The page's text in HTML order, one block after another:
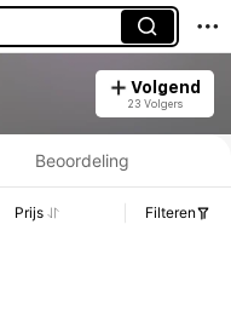
Volgend
23 Volgers
en Voorraadgegevens.
Beoordeling
Prijs Filteren